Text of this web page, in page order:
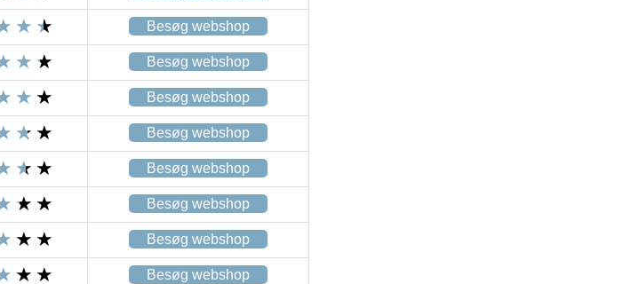
Besøg webshop
Besøg webshop
Besøg webshop
Besøg webshop
Besøg webshop
Besøg webshop
Besøg webshop
Besøg webshop